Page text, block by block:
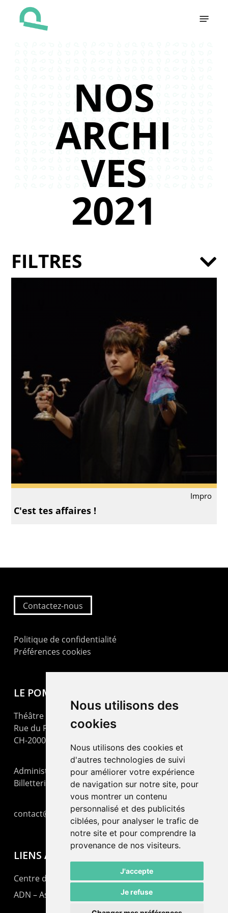
Nous utilisons des
cookies
Nous utilisons des cookies et
d'autres technologies de suivi
pour améliorer votre expérience
de navigation sur notre site, pour
vous montrer un contenu
personnalisé et des publicités
ciblées, pour analyser le trafic de
notre site et pour comprendre la
provenance de nos visiteurs.
J'accepte
Je refuse
NOS
ARCHI
VES
2021
Impro
C'est tes affaires !
FILTRES
Contactez-nous
Politique de confidentialité
Préférences cookies
LE POMMIER
Théâtre – Centre Culturel Neuchâtelois
Rue du Pommier 9
CH-2000 Neuchâtel
Administration : +41 32 725 03 03
Billetterie : +41 32 725 05 05
contact@lepommier.ch
LIENS AMIS
Centre de culture ABC
ADN – Association Danse Neuchâtel